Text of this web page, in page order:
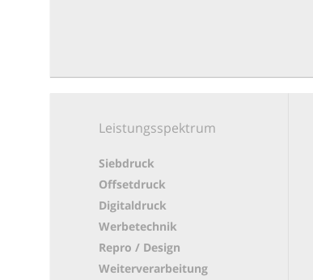
Leistungsspektrum
Siebdruck
Offsetdruck
Digitaldruck
Werbetechnik
Repro / Design
Weiterverarbeitung